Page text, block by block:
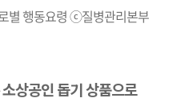
별 행동요령 ⓒ질병관리본부
소상공인 돕기 상품으로